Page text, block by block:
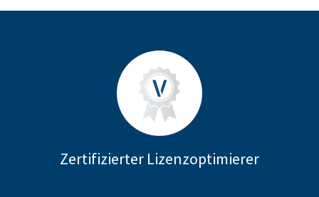
Zertifizierter Lizenzoptimierer